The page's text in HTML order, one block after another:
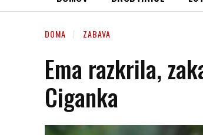
DOMA ZABAVA
Ema razkrila,
Ciganka